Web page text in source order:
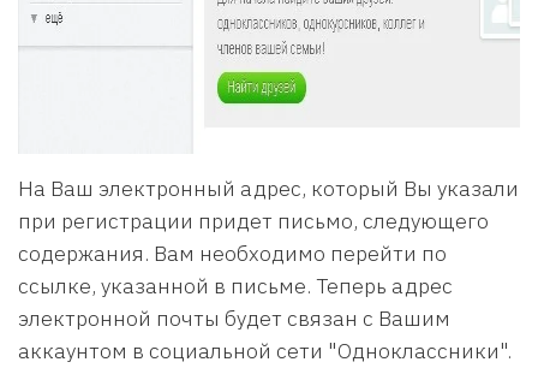
На Ваш электронный адрес, который Вы указали
при регистрации придет письмо, следующего
содержания. Вам необходимо перейти по
ссылке, указанной в письме. Теперь адрес
электронной почты будет связан с Вашим
аккаунтом в социальной сети "Одноклассники".